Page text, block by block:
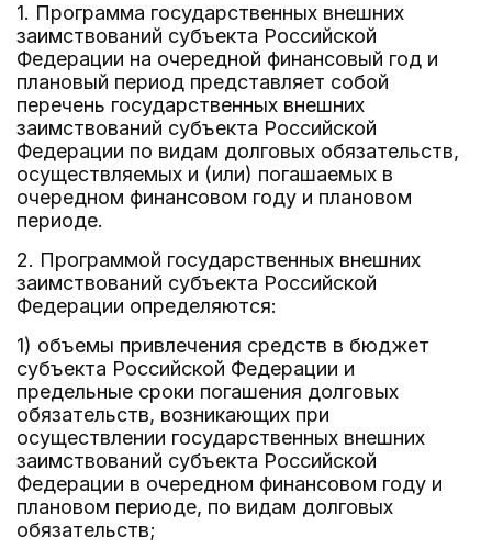
1. Программа государственных внешних
заимствований субъекта Российской
Федерации на очередной финансовый год и
плановый период представляет собой
перечень государственных внешних
заимствований субъекта Российской
Федерации по видам долговых обязательств,
осуществляемых и (или) погашаемых в
очередном финансовом году и плановом
периоде.
2. Программой государственных внешних
заимствований субъекта Российской
Федерации определяются:
1) объемы привлечения средств в бюджет
субъекта Российской Федерации и
предельные сроки погашения долговых
обязательств, возникающих при
осуществлении государственных внешних
заимствований субъекта Российской
Федерации в очередном финансовом году и
плановом периоде, по видам долговых
обязательств;